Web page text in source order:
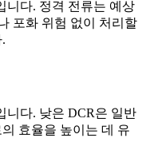
니다. 정격 전류는 예상
포화 위험 없이 처리할
니다. 낮은 DCR은 일반
효율을 높이는 데 유